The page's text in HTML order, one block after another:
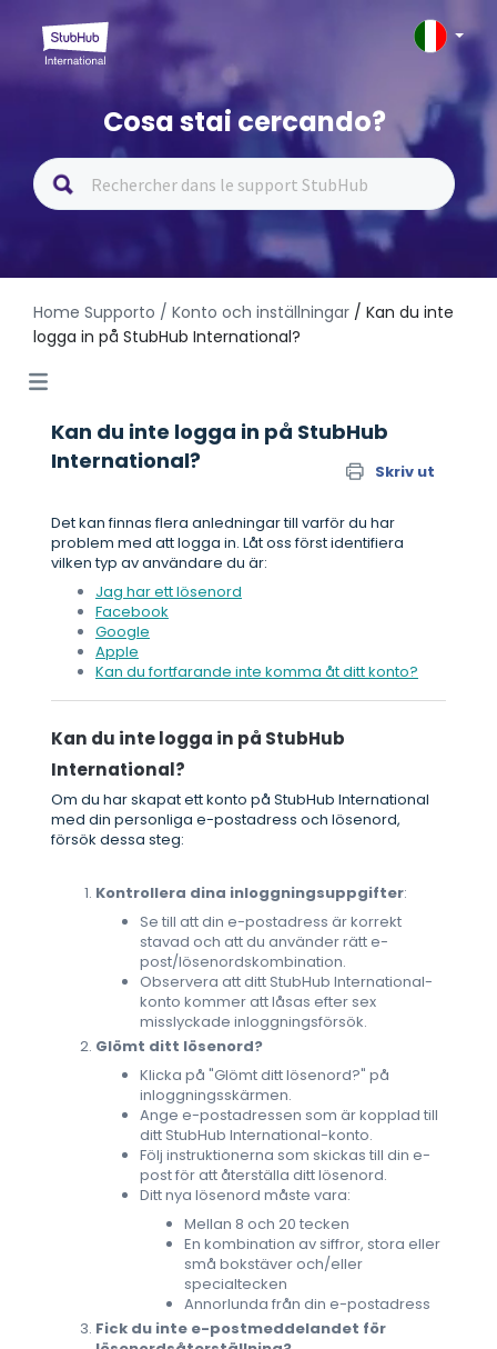
Cosa stai cercando?
Home Supporto / Konto och inställningar / Kan du inte
logga in på StubHub International?
Kan du inte logga in på StubHub
International?
Skriv ut
Det kan finnas flera anledningar till varför du har
problem med att logga in. Låt oss först identifiera
vilken typ av användare du är:
Jag har ett lösenord
Facebook
Google
Apple
Kan du fortfarande inte komma åt ditt konto?
Kan du inte logga in på StubHub
International?
Om du har skapat ett konto på StubHub International
med din personliga e-postadress och lösenord,
försök dessa steg:
Kontrollera dina inloggningsuppgifter:
Se till att din e-postadress är korrekt
stavad och att du använder rätt e-
post/lösenordskombination.
Observera att ditt StubHub International-
konto kommer att låsas efter sex
misslyckade inloggningsförsök.
Glömt ditt lösenord?
Klicka på "Glömt ditt lösenord?" på
inloggningsskärmen.
Ange e-postadressen som är kopplad till
ditt StubHub International-konto.
Följ instruktionerna som skickas till din e-
post för att återställa ditt lösenord.
Ditt nya lösenord måste vara:
Mellan 8 och 20 tecken
En kombination av siffror, stora eller
små bokstäver och/eller
specialtecken
Annorlunda från din e-postadress
Fick du inte e-postmeddelandet för